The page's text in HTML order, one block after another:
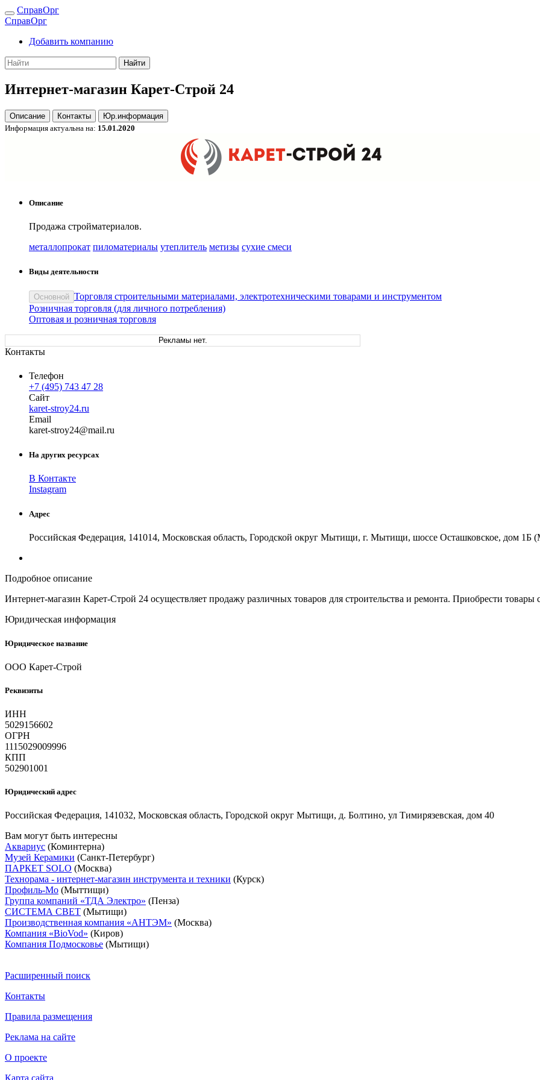
СправОрг
СправОрг
Добавить компанию
Найти
Интернет-магазин Карет-Строй 24
Описание Контакты
Юр.информация
Информация актуальна на: 15.01.2020
Описание
Продажа стройматериалов.
металлопрокат пиломатериалы утеплитель метизы сухие смеси
Виды деятельности
Основной Торговля строительными материалами, электротехническими товарами и инструментом
Розничная торговля (для личного потребления)
Оптовая и розничная торговля
Рекламы нет.
Контакты
Телефон
+7 (495) 743 47 28
Сайт
karet-stroy24.ru
Email
karet-stroy24@mail.ru
На других ресурсах
В Контакте
Instagram
Адрес
Российская Федерация, 141014, Московская область, Городской округ Мытищи, г. Мытищи, шоссе Осташковское, дом 1Б
Подробное описание
Интернет-магазин Карет-Строй 24 осуществляет продажу различных товаров для строительства и ремонта. Приобрести
Юридическая информация
Юридическое название
ООО Карет-Строй
Реквизиты
ИНН
5029156602
ОГРН
1115029009996
КПП
502901001
Юридический адрес
Российская Федерация, 141032, Московская область, Городской округ Мытищи, д. Болтино, ул Тимирязевская, дом 40
Вам могут быть интересны
Аквариус (Коминтерна)
Музей Керамики (Санкт-Петербург)
ПАРКЕТ SOLO (Москва)
Технорама - интернет-магазин инструмента и техники (Курск)
Профиль-Мо (Мыттищи)
Группа компаний «ТДА Электро» (Пенза)
СИСТЕМА СВЕТ (Мытищи)
Производственная компания «АНТЭМ» (Москва)
Компания «BioVod» (Киров)
Компания Подмосковье (Мытищи)
Расширенный поиск
Контакты
Правила размещения
Реклама на сайте
О проекте